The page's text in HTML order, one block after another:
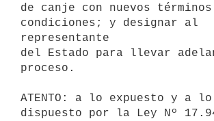
de canje con nuevos
condiciones; y designar al
representante
del Estado para llevar
proceso.
ATENTO: a lo expuesto y a lo
dispuesto por la Ley Nº